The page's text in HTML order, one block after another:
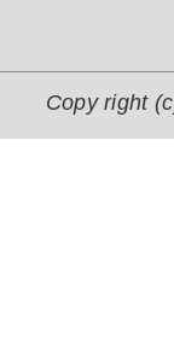
Copy right